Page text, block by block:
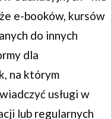
e-booków, kursów
do innych
dla
na którym
usługi w
lub regularnych